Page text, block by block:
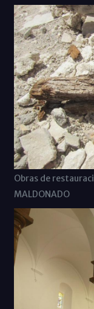
Obras de
MALDONADO